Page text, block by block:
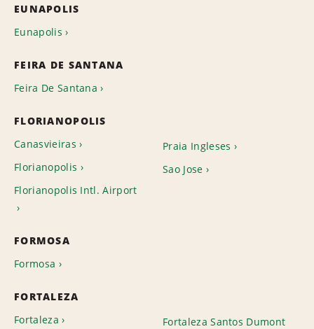
EUNAPOLIS
Eunapolis
FEIRA DE SANTANA
Feira De Santana
FLORIANOPOLIS
Canasvieiras
Florianopolis
Florianopolis Intl. Airport
Praia Ingleses
Sao Jose
FORMOSA
Formosa
FORTALEZA
Fortaleza
Fortaleza Santos Dumont